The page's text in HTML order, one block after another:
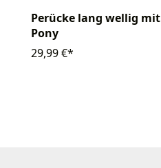
Perücke lang wellig mit
Pony
29,99 €*